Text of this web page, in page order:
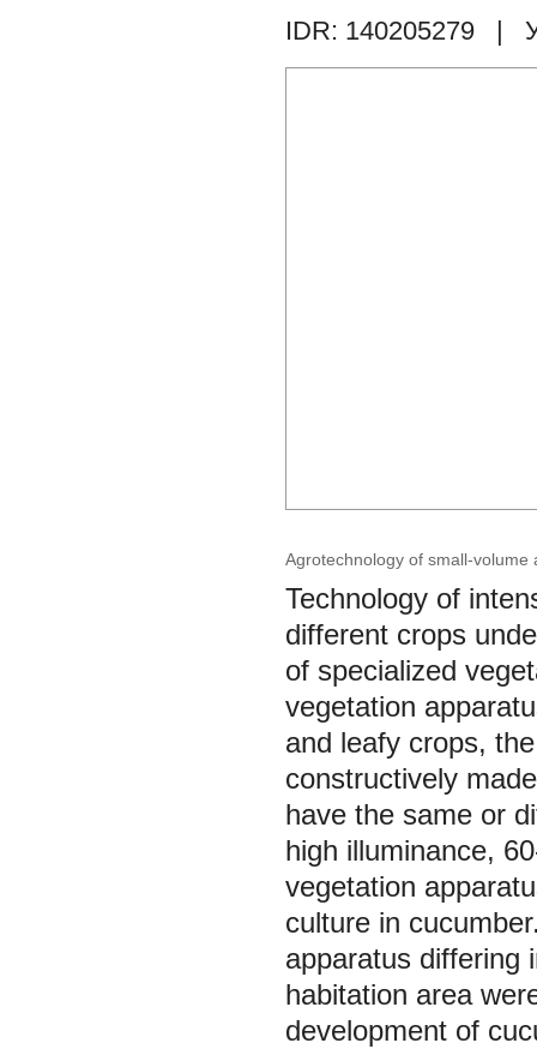
IDR: 140205279 |
Agrotechnologу of small-
Technology of
different crops
of specialized
vegetation
and leafy crops,
constructively
have the same or
high illuminance,
vegetation
culture in
apparatus differing
habitation area
development of